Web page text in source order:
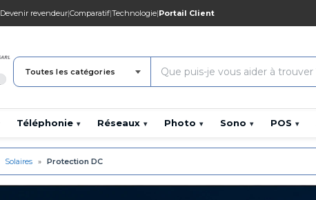
Devenir revendeur|Comparatif|Technologie|Portail Client
Toutes les catégories
Téléphonie ▾ Réseaux ▾ Photo ▾ Sono ▾ POS ▾
Solaires » Protection DC